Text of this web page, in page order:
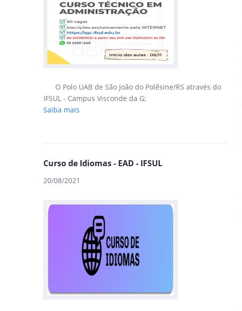
O Polo UAB de São João do Polêsine/RS através do
IFSUL - Campus Visconde da G;
Saiba mais
Curso de Idiomas - EAD - IFSUL
20/08/2021